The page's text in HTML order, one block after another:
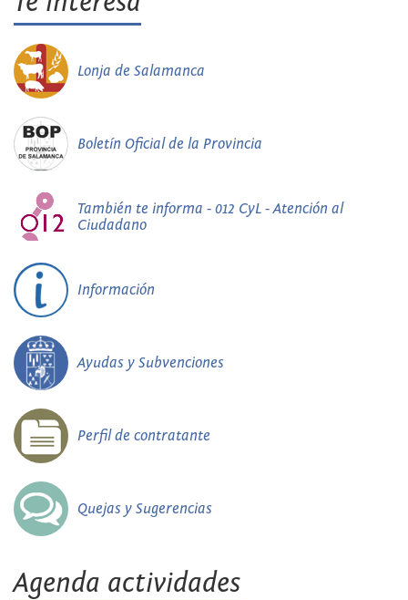
Lonja de Salamanca
Boletín Oficial de la Provincia
También te informa - 012 CyL - Atención al
Ciudadano
Información
Ayudas y Subvenciones
Perfil de contratante
Quejas y Sugerencias
Agenda actividades